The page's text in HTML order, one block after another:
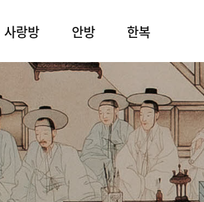
사랑방 안방 한복